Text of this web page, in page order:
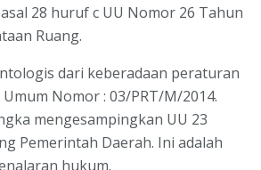
28 huruf c UU Nomor 26 Tahun
Ruang.
dari keberadaan peraturan
Nomor : 03/PRT/M/2014.
mengesampingkan UU 23
Pemerintah Daerah. Ini adalah
hukum.